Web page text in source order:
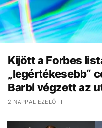
Kijött a Forbes
„legértékesebb“
Barbi végzett az
2 NAPPAL EZELŐTT